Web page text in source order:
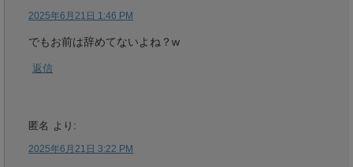
2025年6月21日 1:46 PM
でもお前は辞めてないよね？w
返信
匿名 より:
2025年6月21日 3:22 PM